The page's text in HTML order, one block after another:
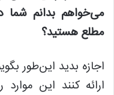
می‌خواهم بدانم شما
مطلع هستید؟
اجازه بدید این‌طور
ارائه کنند این